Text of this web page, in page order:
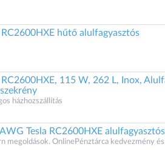
RC2600HXE hűtő alulfagyasztós
RC2600HXE, 115 W, 262 L, Inox,
házhozszállítás
Tesla RC2600HXE
megoldások. OnlinePénztárca kedvezmény